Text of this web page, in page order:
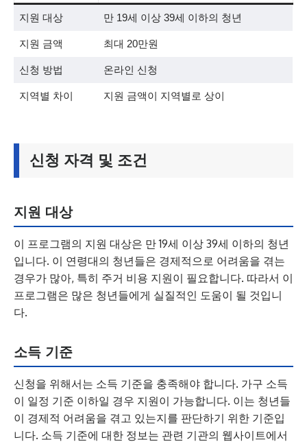
지원 대상 만 19세 이상 39세 이하의 청년
지원 금액 최대 20만원
신청 방법 온라인 신청
지역별 차이 지원 금액이 지역별로 상이
신청 자격 및 조건
지원 대상
이 프로그램의 지원 대상은 만 19세 이상 39세 이하의 청년
입니다. 이 연령대의 청년들은 경제적으로 어려움을 겪는
경우가 많아, 특히 주거 비용 지원이 필요합니다. 따라서 이
프로그램은 많은 청년들에게 실질적인 도움이 될 것입니
다.
소득 기준
신청을 위해서는 소득 기준을 충족해야 합니다. 가구 소득
이 일정 기준 이하일 경우 지원이 가능합니다. 이는 청년들
이 경제적 어려움을 겪고 있는지를 판단하기 위한 기준입
니다. 소득 기준에 대한 정보는 관련 기관의 웹사이트에서